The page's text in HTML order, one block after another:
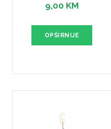
9,00 KM
OPŠIRNIJE